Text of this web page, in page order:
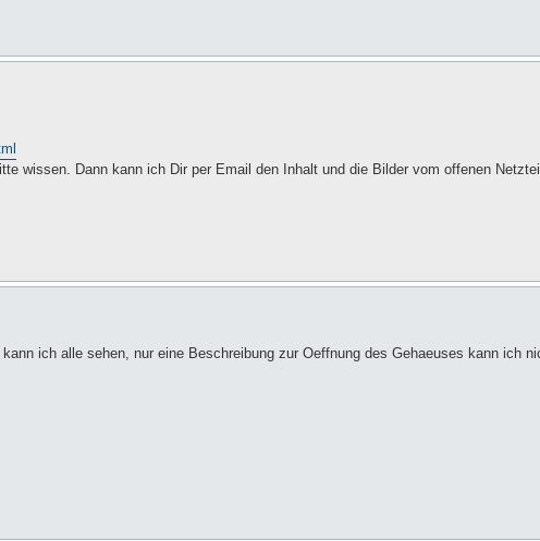
wissen. Dann kann ich Dir per Email den Inhalt und die Bilder vom offenen
ich alle sehen, nur eine Beschreibung zur Oeffnung des Gehaeuses kann ich